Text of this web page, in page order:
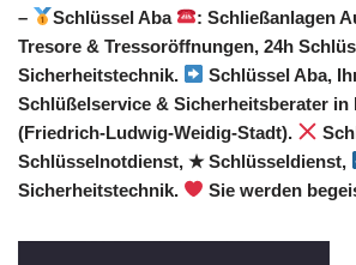
–
Schlüssel Aba
: Schließanlagen
Tresore & Tressoröffnungen, 24h
Sicherheitstechnik.
Schlüssel Aba,
Schlüßelservice & Sicherheitsberater in
(Friedrich-Ludwig-Weidig-Stadt).
Schlüsselnotdienst, ★ Schlüsseldienst,
Sicherheitstechnik.
Sie werden